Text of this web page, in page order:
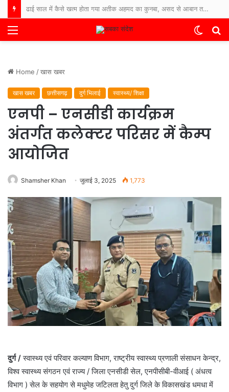
ढाई साल में कैसे खत्म होता गया अतीक अहमद का कुनबा, असद से आबान तक… जानिए कौन जिंदा, कौन जेल में और कौन फरार
Menu
Switch
Home /खास खबर
खास खबर छत्तीसगढ़ दुर्ग भिलाई स्वास्थ्य/ शिक्षा
एनपी – एनसीडी कार्यक्रम
अंतर्गत कलेक्टर परिसर में कैम्प
आयोजित
Shamsher Khan जुलाई 3, 2025 1,773
दुर्ग /स्वास्थ्य एवं परिवार कल्याण विभाग, राष्ट्रीय स्वास्थ्य प्रणाली संसाधन केन्द्र,
विश्व स्वास्थ्य संगठन एवं राज्य / जिला एनसीडी सेल, एनपीसीबी-वीआई ( अंधत्व
विभाग ) सेल के सहयोग से मधुमेह जटिलता हेतु दुर्ग जिले के विकासखंड धमधा में